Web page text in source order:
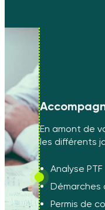
En amont de
les différents
Analyse PTF
Démarches
Permis de